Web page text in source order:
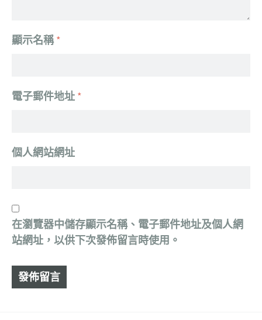
顯示名稱*
電子郵件地址 *
個人網站網址
在瀏覽器中儲存顯示名稱、電子郵件地址及個人網
站網址，以供下次發佈留言時使用。